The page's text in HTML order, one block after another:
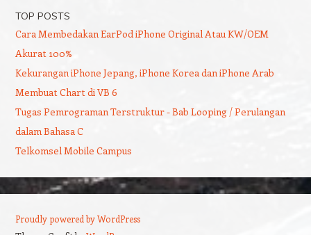
TOP POSTS
Cara Membedakan EarPod iPhone Original Atau KW/OEM
Akurat 100%
Kekurangan iPhone Jepang, iPhone Korea dan iPhone Arab
Membuat Chart di VB 6
Tugas Pemrograman Terstruktur - Bab Looping / Perulangan
dalam Bahasa C
Telkomsel Mobile Campus
Proudly powered by WordPress